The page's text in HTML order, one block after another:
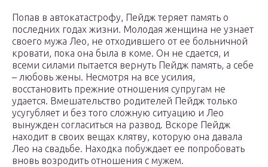
Попав в автокатастрофу, Пейдж теряет память о
последних годах жизни. Молодая женщина не узнает
своего мужа Лео, не отходившего от ее больничной
кровати, пока она была в коме. Он не сдается, и
всеми силами пытается вернуть Пейдж память, а себе
– любовь жены. Несмотря на все усилия,
восстановить прежние отношения супругам не
удается. Вмешательство родителей Пейдж только
усугубляет и без того сложную ситуацию и Лео
вынужден согласиться на развод. Вскоре Пейдж
находит в своих вещах клятву, которую она давала
Лео на свадьбе. Находка побуждает ее попробовать
вновь возродить отношения с мужем.